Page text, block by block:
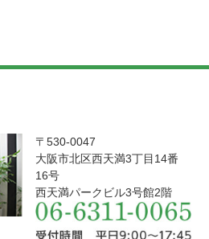
〒530-0047
大阪市北区西天満3丁目14番
16号
西天満パークビル3号館2階